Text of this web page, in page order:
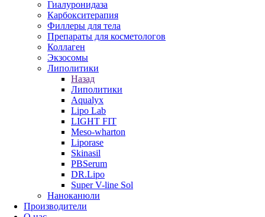
Гиалуронидаза
Карбокситерапия
Филлеры для тела
Препараты для косметологов
Коллаген
Экзосомы
Липолитики
Назад
Липолитики
Aqualyx
Lipo Lab
LIGHT FIT
Meso-wharton
Liporase
Skinasil
PBSerum
DR.Lipo
Super V-line Sol
Наноканюли
Производители